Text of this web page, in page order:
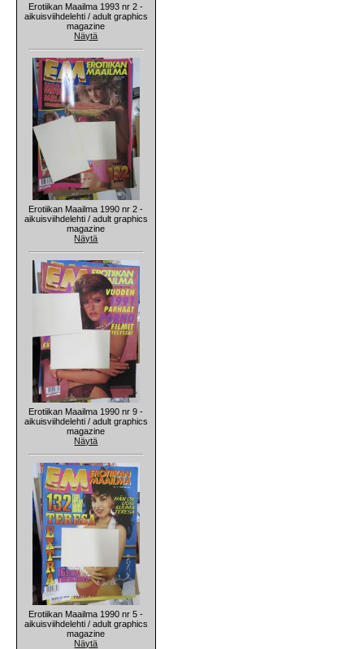
Erotiikan Maailma 1993 nr 2 -
aikuisviihdelehti / adult graphics
magazine
Näytä
Erotiikan Maailma 1990 nr 2 -
aikuisviihdelehti / adult graphics
magazine
Näytä
Erotiikan Maailma 1990 nr 9 -
aikuisviihdelehti / adult graphics
magazine
Näytä
Erotiikan Maailma 1990 nr 5 -
aikuisviihdelehti / adult graphics
magazine
Näytä